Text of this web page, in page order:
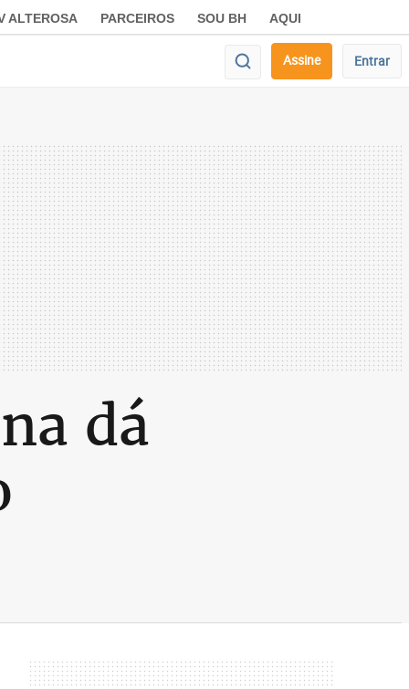
ALTEROSA PARCEIROS SOU BH AQUI
Assine Entrar
dá